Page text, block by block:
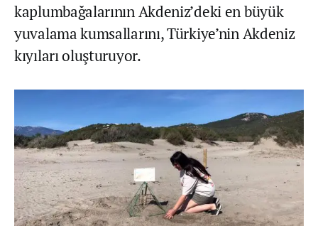
kaplumbağalarının Akdeniz’deki en büyük
yuvalama kumsallarını, Türkiye’nin Akdeniz
kıyıları oluşturuyor.